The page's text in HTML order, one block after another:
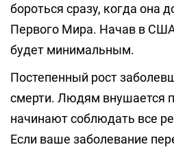
бороться сразу, когда она
Первого Мира. Начав в
будет минимальным.
Постепенный рост
смерти. Людям внушается
начинают соблюдать все
Если ваше заболевание